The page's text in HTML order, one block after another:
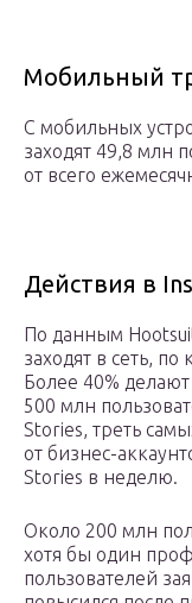
Мобильный
С мобильных
заходят 49,8 млн
от всего
Действия в
По данным
заходят в сеть,
Более 40%
500 млн
Stories, треть
от бизнес-
Stories в неделю.
Около 200 млн
хотя бы один
пользователей